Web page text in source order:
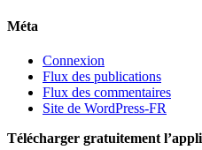
Méta
Connexion
Flux des publications
Flux des commentaires
Site de WordPress-FR
Télécharger gratuitement